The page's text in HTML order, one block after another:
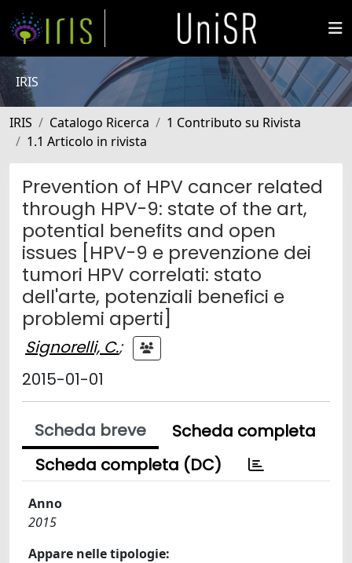
IRIS
IRIS Catalogo Ricerca
1 Contributo su Rivista
1.1 Articolo in rivista
Prevention of HPV cancer related
through HPV-9: state of the art,
potential benefits and open
issues [HPV-9 e prevenzione dei
tumori HPV correlati: stato
dell'arte, potenziali benefici e
problemi aperti]
Signorelli, C.;
2015-01-01
Scheda breve
Scheda completa
Scheda completa (DC)
Anno
2015
Appare nelle tipologie: